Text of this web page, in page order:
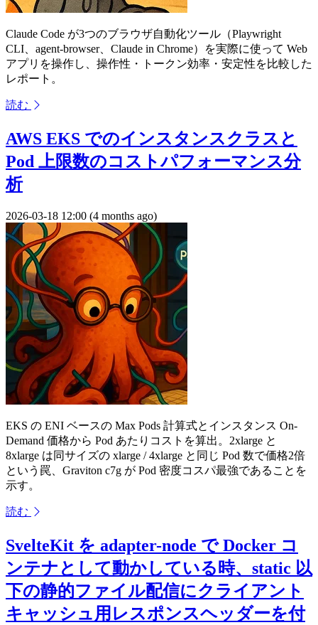
Claude Code が3つのブラウザ自動化ツール（Playwright
CLI、agent-browser、Claude in Chrome）を実際に使って Web
アプリを操作し、操作性・トークン効率・安定性を比較した
レポート。
読む
AWS EKS でのインスタンスクラスと
Pod 上限数のコストパフォーマンス分
析
2026-03-18 12:00 (4 months ago)
EKS の ENI ベースの Max Pods 計算式とインスタンス On-
Demand 価格から Pod あたりコストを算出。2xlarge と
8xlarge は同サイズの xlarge / 4xlarge と同じ Pod 数で価格2倍
という罠、Graviton c7g が Pod 密度コスパ最強であることを
示す。
読む
SvelteKit を adapter-node で Docker コ
ンテナとして動かしている時、static 以
下の静的ファイル配信にクライアント
キャッシュ用レスポンスヘッダーを付